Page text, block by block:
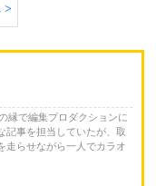
>
縁で編集プロダクションに
記事を担当していたが、取
走らせながら一人でカラオ